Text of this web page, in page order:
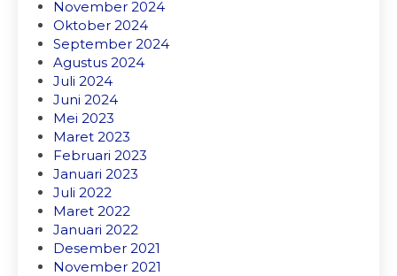
November 2024
Oktober 2024
September 2024
Agustus 2024
Juli 2024
Juni 2024
Mei 2023
Maret 2023
Februari 2023
Januari 2023
Juli 2022
Maret 2022
Januari 2022
Desember 2021
November 2021